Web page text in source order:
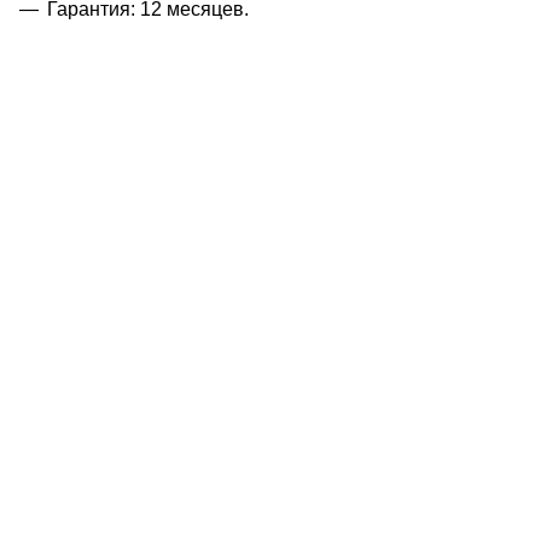
Гарантия: 12 месяцев.